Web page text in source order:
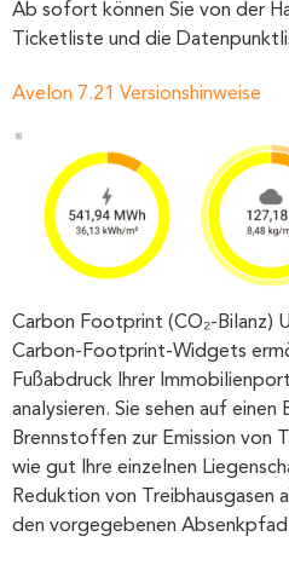
Ab sofort können Sie von der
Ticketliste und die
Avelon 7.21 Versionshinweise
Carbon Footprint (CO₂-Bilanz)
Carbon-Footprint-Widgets
Fußabdruck Ihrer
analysieren. Sie sehen auf
Brennstoffen zur Emission von
wie gut Ihre einzelnen
Reduktion von Treibhaus­­gasen
den vorgegebenen